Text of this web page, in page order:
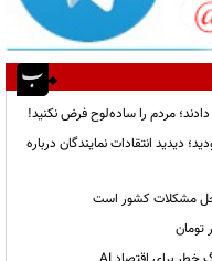
مردم را ساده‌لوح فرض نکنید!
انتقادات نمایندگان درباره
مشکلات کشور است